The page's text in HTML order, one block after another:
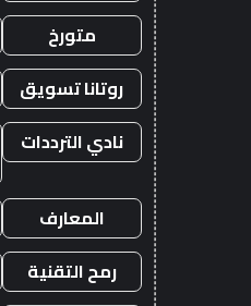
متورخ
روتانا تسويق
نادي الترددات
المعارف
رمح التقنية